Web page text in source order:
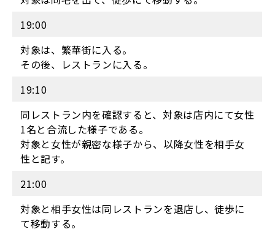
19:00
対象は、繁華街に入る。
その後、レストランに入る。
19:10
同レストラン内を確認すると、対象は店内にて女性
1名と合流した様子である。
対象と女性が親密な様子から、以降女性を相手女
性と記す。
21:00
対象と相手女性は同レストランを退店し、徒歩に
て移動する。